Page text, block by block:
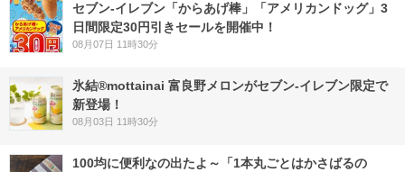
セブン‐イレブン「からあげ棒」「アメリカンドッグ」3
日間限定30円引きセールを開催中！
08月07日 11時30分
氷結®mottainai 富良野メロンがセブン‐イレブン限定で
新登場！
08月03日 11時30分
100均に便利なの出たよ～「1本丸ごとはかさばるの